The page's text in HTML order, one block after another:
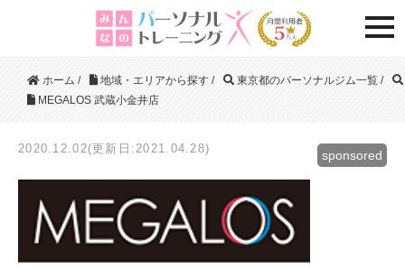
ホーム / 地域・エリアから探す / 東京都のパーソナルジム一覧 /
MEGALOS 武蔵小金井店
sponsored
2020.12.02(更新日:2021.04.28)